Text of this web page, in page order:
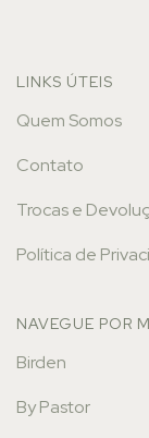
LINKS ÚTEIS
Quem Somos
Contato
Trocas e
Política de
NAVEGUE POR
Birden
By Pastor